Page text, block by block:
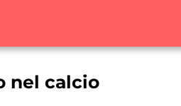
nel calcio